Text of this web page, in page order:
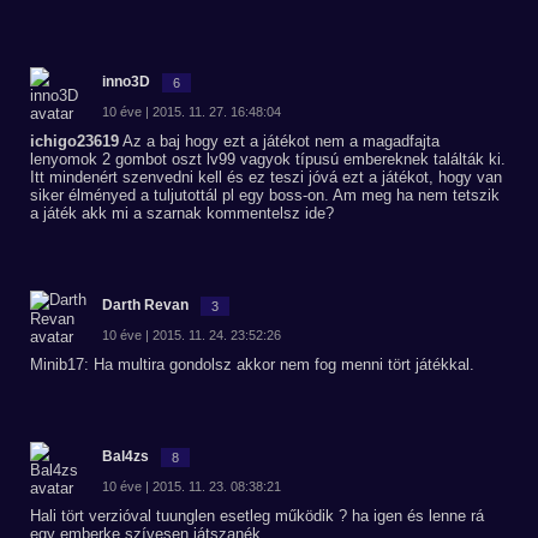
inno3D 6
10 éve | 2015. 11. 27. 16:48:04
ichigo23619 Az a baj hogy ezt a játékot nem a magadfajta
lenyomok 2 gombot oszt lv99 vagyok típusú embereknek találták ki.
Itt mindenért szenvedni kell és ez teszi jóvá ezt a játékot, hogy van
siker élményed a tuljutottál pl egy boss-on. Am meg ha nem tetszik
a játék akk mi a szarnak kommentelsz ide?
Darth Revan 3
10 éve | 2015. 11. 24. 23:52:26
Minib17: Ha multira gondolsz akkor nem fog menni tört játékkal.
Bal4zs 8
10 éve | 2015. 11. 23. 08:38:21
Hali tört verzióval tuunglen esetleg működik ? ha igen és lenne rá
egy emberke szívesen játszanék.